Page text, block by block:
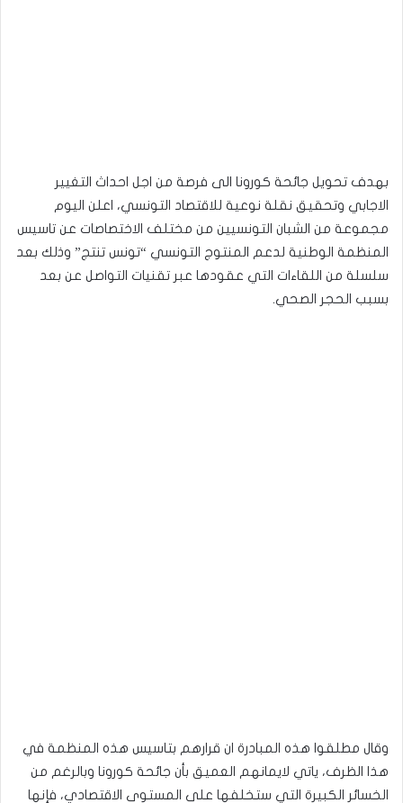
بهدف تحويل جائحة كورونا الى فرصة من اجل احداث التغيير
الاجابي وتحقيق نقلة نوعية للاقتصاد التونسي، اعلن اليوم
مجموعة من الشبان التونسيين من مختلف الاختصاصات عن تاسيس
المنظمة الوطنية لدعم المنتوج التونسي “تونس تنتج” وذلك بعد
سلسلة من اللقاءات التي عقودها عبر تقنيات التواصل عن بعد
بسبب الحجر الصحي.
وقال مطلقوا هذه المبادرة ان قرارهم بتاسيس هذه المنظمة في
هذا الظرف، ياتي لايمانهم العميق بأن جائحة كورونا وبالرغم من
الخسائر الكبيرة التي ستخلفها على المستوى الاقتصادي، فإنها